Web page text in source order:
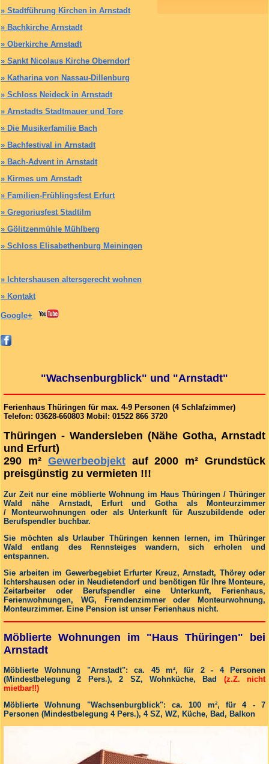
» Stadtführung Kirchen in Arnstadt
» Bachkirche Arnstadt
» Oberkirche Arnstadt
» Sankt Nicolaus Kirche Oberndorf
» Katharina von Nassau-Dillenburg
» Schloss Neideck in Arnstadt
» Arnstadts Stadtmauer und Tore
» Die Musikerfamilie Bach
» Bachfestival in Arnstadt
» Bach-Advent in Arnstadt
» Kirmes um Arnstadt
» Familien-Frühlingsfest Erfurt
» Gregoriusfest Stadtilm
» Gölitzenmühle Mühlberg
» Schloss Elisabethenburg Meiningen
» Ichtershausen altersgerecht wohnen
» Kontakt
Google+
"Wachsenburgblick" und "Arnstadt"
Ferienhaus Thüringen für max. 4-9 Personen (4 Schlafzimmer)
Telefon: 03628-660803 Mobil: 01522 866 3720
Thüringen - Wandersleben (Nähe Gotha, Arnstadt
und Erfurt)
290 m² Gewerbeobjektauf 2000 m² Grundstück
preisgünstig zu vermieten !!!
Zur Zeit nur eine möblierte Wohnung im Haus Thüringen / Thüringer
Wald nähe Arnstadt, Erfurt und Gotha als Monteurzimmer
/ Monteurwohnungen oder als Unterkunft für Auszubildende oder
Berufspendler buchbar.
Sie möchten als Urlauber Thüringen kennen lernen, im Thüringer
Wald entlang des Rennsteiges wandern, sich erholen und
entspannen.
Sie arbeiten im Gewerbegebiet Erfurter Kreuz, Arnstadt, Thörey oder
Ichtershausen oder in Neudietendorf und benötigen für Ihre Monteure,
Zeitarbeiter oder Berufspendler eine Unterkunft, Ferienhaus,
Ferienwohnungen, WG, Fremdenzimmer oder Monteurwohnung,
Monteurzimmer. Eine Pension ist unser Ferienhaus nicht.
Möblierte Wohnungen im "Haus Thüringen" bei
Arnstadt
Möblierte Wohnung "Arnstadt": ca. 45 m², für 2 - 4 Personen
(Mindestbelegung 2 Pers.), 2 SZ, Wohnküche, Bad (z.Z. nicht
mietbar!!)
Möblierte Wohnung "Wachsenburgblick": ca. 100 m², für 4 - 7
Personen (Mindestbelegung 4 Pers.), 4 SZ, WZ, Küche, Bad, Balkon